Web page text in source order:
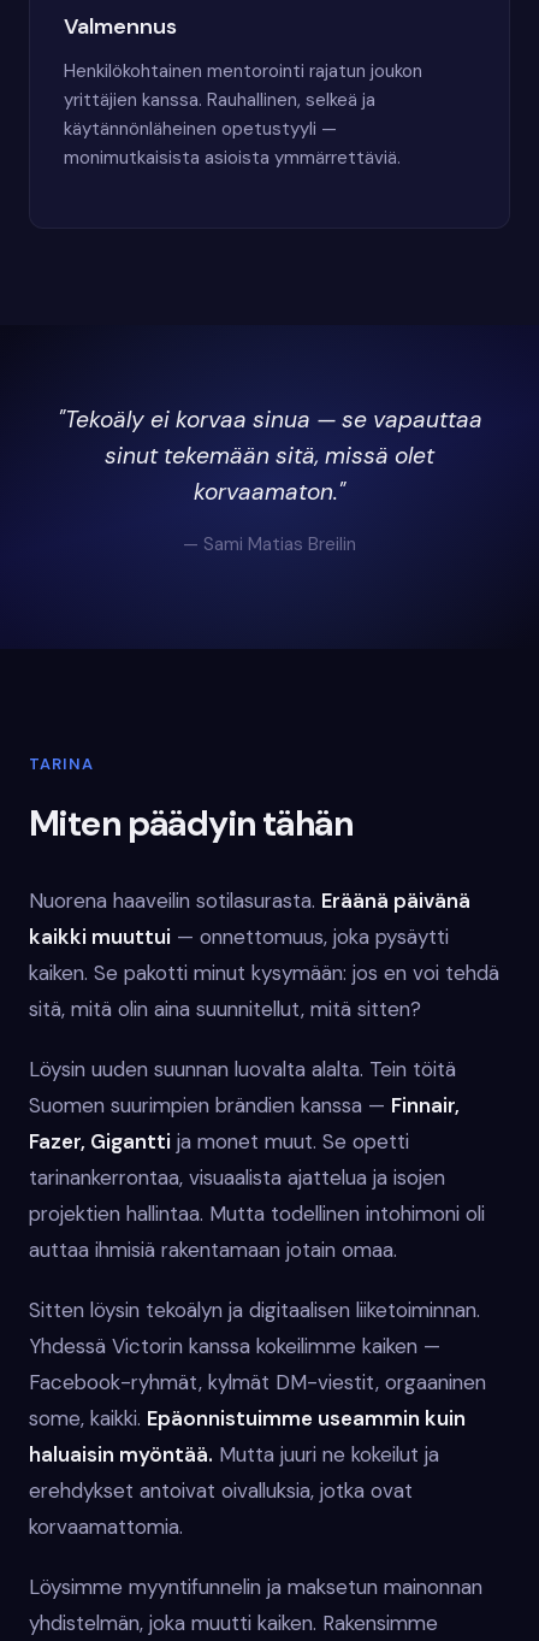
Valmennus
Henkilökohtainen mentorointi rajatun joukon
yrittäjien kanssa. Rauhallinen, selkeä ja
käytännönläheinen opetustyyli —
monimutkaisista asioista ymmärrettäviä.
"Tekoäly ei korvaa sinua — se vapauttaa
sinut tekemään sitä, missä olet
korvaamaton."
— Sami Matias Breilin
TARINA
Miten päädyin tähän
Nuorena haaveilin sotilasurasta. Eräänä päivänä
kaikki muuttui — onnettomuus, joka pysäytti
kaiken. Se pakotti minut kysymään: jos en voi tehdä
sitä, mitä olin aina suunnitellut, mitä sitten?
Löysin uuden suunnan luovalta alalta. Tein töitä
Suomen suurimpien brändien kanssa — Finnair,
Fazer, Gigantti ja monet muut. Se opetti
tarinankerrontaa, visuaalista ajattelua ja isojen
projektien hallintaa. Mutta todellinen intohimoni oli
auttaa ihmisiä rakentamaan jotain omaa.
Sitten löysin tekoälyn ja digitaalisen liiketoiminnan.
Yhdessä Victorin kanssa kokeilimme kaiken —
Facebook-ryhmät, kylmät DM-viestit, orgaaninen
some, kaikki. Epäonnistuimme useammin kuin
haluaisin myöntää. Mutta juuri ne kokeilut ja
erehdykset antoivat oivalluksia, jotka ovat
korvaamattomia.
Löysimme myyntifunnelin ja maksetun mainonnan
yhdistelmän, joka muutti kaiken. Rakensimme